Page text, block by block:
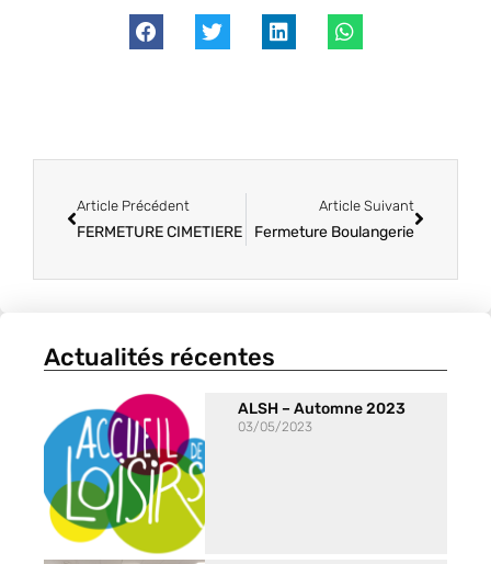
Article Précédent
FERMETURE CIMETIERE
Article Suivant
Fermeture Boulangerie
Actualités récentes
ALSH – Automne 2023
03/05/2023